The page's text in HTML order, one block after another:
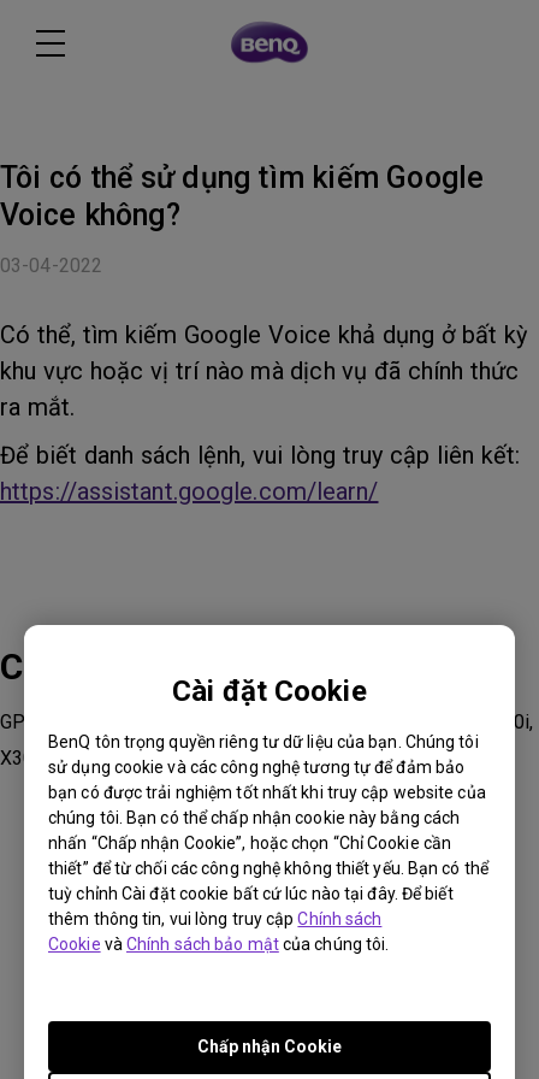
Cài đặt Cookie
BenQ tôn trọng quyền riêng tư dữ liệu của bạn. Chúng tôi
sử dụng cookie và các công nghệ tương tự để đảm bảo
bạn có được trải nghiệm tốt nhất khi truy cập website của
chúng tôi. Bạn có thể chấp nhận cookie này bằng cách
nhấn “Chấp nhận Cookie”, hoặc chọn “Chỉ Cookie cần
thiết” để từ chối các công nghệ không thiết yếu. Bạn có thể
tuỳ chỉnh Cài đặt cookie bất cứ lúc nào tại đây. Để biết
thêm thông tin, vui lòng truy cậpChính sách
Cookie vàChính sách bảo mậtcủa chúng tôi.
Chấp nhận Cookie
Tôi có thể sử dụng tìm kiếm Google
Voice không?
03-04-2022
Có thể, tìm kiếm Google Voice khả dụng ở bất kỳ
khu vực hoặc vị trí nào mà dịch vụ đã chính thức
ra mắt.
Để biết danh sách lệnh, vui lòng truy cập liên kết:
https://assistant.google.com/learn/
Các sản phẩm phù hợp
GP500, GS50, GV11, GV30, TH685i, TK700STi, TK850i, V7050i,
X3000i
Thông tin này có hữu ích không?